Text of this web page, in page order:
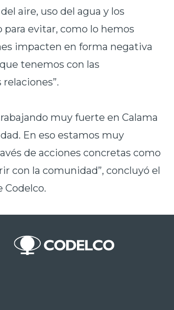
aire, uso del agua y los
evitar, como lo hemos
impacten en forma negativa
tenemos con las
muy fuerte en Calama
En eso estamos muy
de acciones concretas como
con la comunidad”, concluyó el